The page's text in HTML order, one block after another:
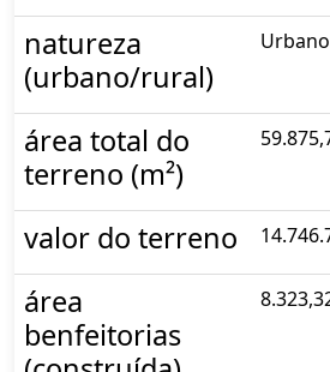
natureza
(urbano/rural)
Urbano
área total do
terreno (m²)
valor do terreno
área
benfeitorias